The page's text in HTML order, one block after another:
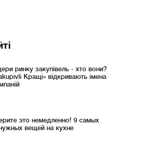
ринку закупівель - хто вони?
Кращі» відкривають імена
это немедленно! 9 самых
вещей на кухне